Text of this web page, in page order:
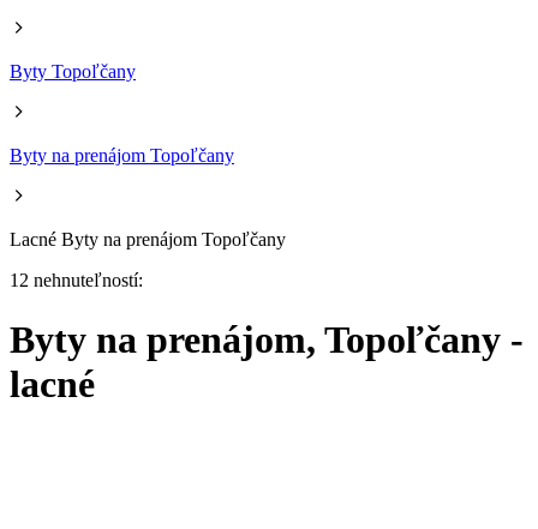
Byty Topoľčany
Byty na prenájom Topoľčany
Lacné Byty na prenájom Topoľčany
12 nehnuteľností:
Byty na prenájom, Topoľčany -
lacné